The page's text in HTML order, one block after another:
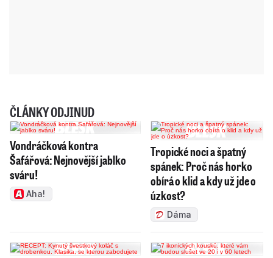
ČLÁNKY ODJINUD
Vondráčková kontra
Šafářová: Nejnovější jablko
sváru!
Aha!
Tropické noci a špatný
spánek: Proč nás horko
obírá o klid a kdy už jde o
úzkost?
Dáma